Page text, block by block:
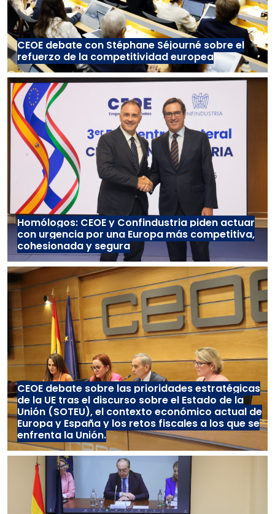
CEOE debate con Stéphane Séjourné sobre el
refuerzo de la competitividad europea
Homólogos: CEOE y Confindustria piden actuar
con urgencia por una Europa más competitiva,
cohesionada y segura
CEOE debate sobre las prioridades estratégicas
de la UE tras el discurso sobre el Estado de la
Unión (SOTEU), el contexto económico actual de
Europa y España y los retos fiscales a los que se
enfrenta la Unión.